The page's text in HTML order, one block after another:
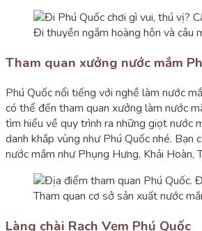
Đi thuyền ngắm hoàng hôn và câu
Tham quan xưởng nước mắm
Phú Quốc nổi tiếng với nghề làm nước
có thể đến tham quan xưởng làm nước
tìm hiểu về quy trình ra những giọt nước
danh khắp vùng như Phú Quốc nhé. Bạn
nước mắm như Phụng Hưng, Khải Hoàn,
Tham quan cơ sở sản xuất nước
Làng chài Rạch Vẹm Phú Quốc